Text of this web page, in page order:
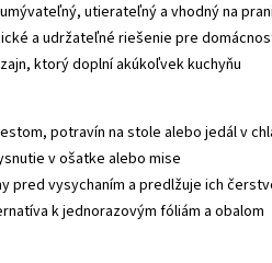
utierateľný a vhodný na
a udržateľné riešenie pre
ktorý doplní akúkoľvek kuchyňu
potravín na stole alebo jedál v
v ošatke alebo mise
pred vysychaním a predlžuje ich
k jednorazovým fóliám a obalom